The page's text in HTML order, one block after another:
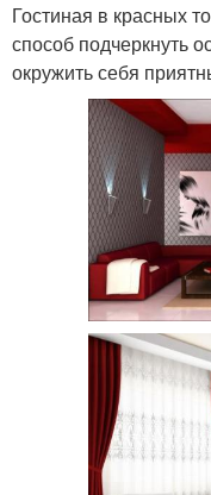
Гостиная в красных
способ подчеркнуть
окружить себя